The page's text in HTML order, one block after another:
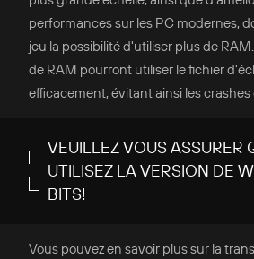
performances sur les PC modernes,
jeu la possibilité d'utiliser plus de
de RAM pourront utiliser le fichier
efficacement, évitant ainsi les
VEUILLEZ VOUS ASSURER
UTILISEZ LA VERSION DE
BITS!
Vous pouvez en savoir plus sur la